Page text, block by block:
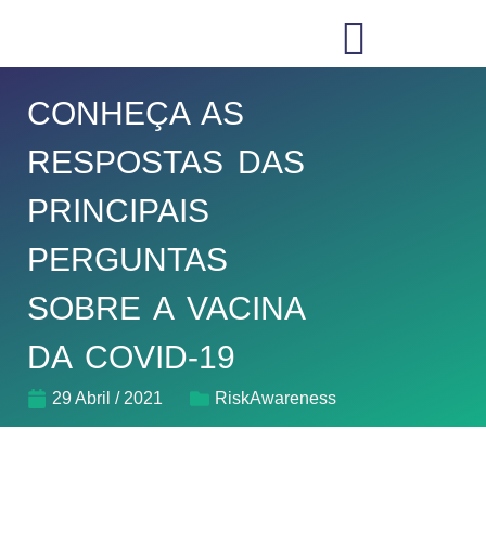
CONHEÇA AS
RESPOSTAS DAS
PRINCIPAIS
PERGUNTAS
SOBRE A VACINA
DA COVID-19
29 Abril / 2021 RiskAwareness